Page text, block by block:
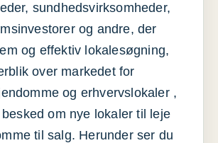
sundhedsvirksomheder,
og andre, der
og effektiv lokalesøgning,
over markedet for
og erhvervslokaler ,
om nye lokaler til leje
til salg. Herunder ser du